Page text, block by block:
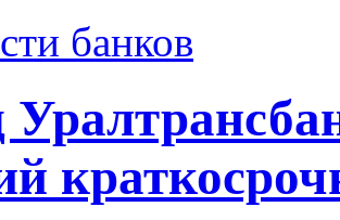
банков